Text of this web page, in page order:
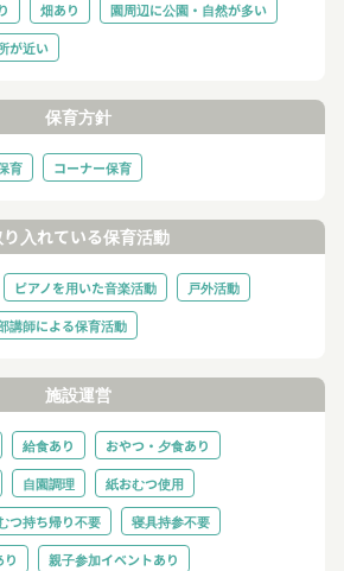
畑あり
園周辺に公園・自然が多い
が近い
保育方針
育 コーナー保育
入れている保育活動
ピアノを用いた音楽活動
戸外活動
講師による保育活動
施設運営
給食あり
おやつ・夕食あり
自園調理
紙おむつ使用
つ持ち帰り不要
寝具持参不要
親子参加イベントあり